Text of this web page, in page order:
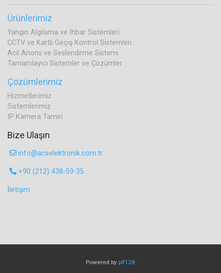
Ürünlerimiz
Yangın Algılama ve İhbar Sistemleri
CCTV ve Kartlı Geçiş Kontrol Sistemleri
Acil Anons ve Seslendirme Sistemi
Tamamlayıcı Sistemler ve Çözümler
Çözümlerimiz
Hizmetlerimiz
Sistemlerimiz
IP Kamera Tamiri
Bize Ulaşın
info@acselektronik.com.tr
+90 (212) 438-59-35
İletişim
Powered by pif128